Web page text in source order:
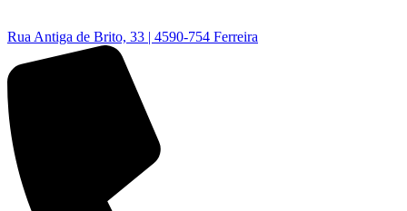
Rua Antiga de Brito, 33 | 4590-754 Ferreira